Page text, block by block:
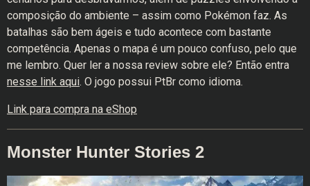
composição do ambiente – assim como Pokémon faz. As
batalhas são bem ágeis e tudo acontece com bastante
competência. Apenas o mapa é um pouco confuso, pelo que
me lembro. Quer ler a nossa review sobre ele? Então entra
nesse link aqui. O jogo possui PtBr como idioma.
Link para compra na eShop
Monster Hunter Stories 2